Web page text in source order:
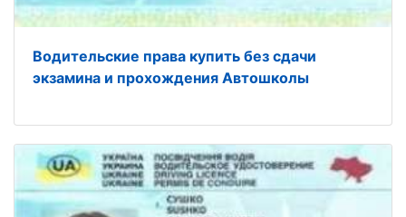
Водительские права купить без сдачи
экзамина и прохождения Автошколы